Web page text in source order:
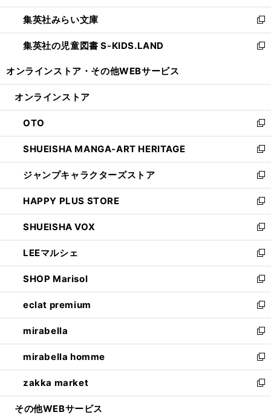
開
く
ウ
で
開
く
ン
ド
ウ
で
ウ
ィ
ン
ド
開
集英社みらい文庫
新
し
い
ン
ウ
で
開
く
集英社の児童図書 S-KIDS.LAND
新
ウ
ン
ド
ウ
で
開
く
オンラインストア・ その他WEBサービス
オンラインストア
OTO
新
し
い
ウ
ィ
ン
ド
ウ
で
開
く
SHUEISHA MANGA-ART HERITAGE
新
し
い
ウ
ィ
ン
ド
ウ
で
開
く
ジャンプキャラクターズストア
新
し
い
ウ
ィ
ン
ド
ウ
で
開
く
HAPPY PLUS STORE
新
し
い
ウ
ィ
ン
ド
ウ
で
開
く
SHUEISHA VOX
新
し
い
ウ
ィ
ン
ド
ウ
で
開
く
LEEマルシェ
新
し
い
ウ
ィ
ン
ド
ウ
で
開
く
SHOP Marisol
新
し
い
ウ
ィ
ン
ド
ウ
で
開
eclat premium
新
し
い
ウ
ィ
ン
ド
ウ
mirabella
新
し
い
ウ
ィ
ン
mirabella homme
新
し
い
ウ
zakka market
新
し
その他WEBサービス